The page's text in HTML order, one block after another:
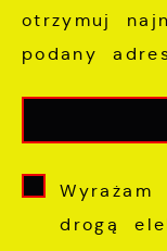
otrzymuj
podany
drogą